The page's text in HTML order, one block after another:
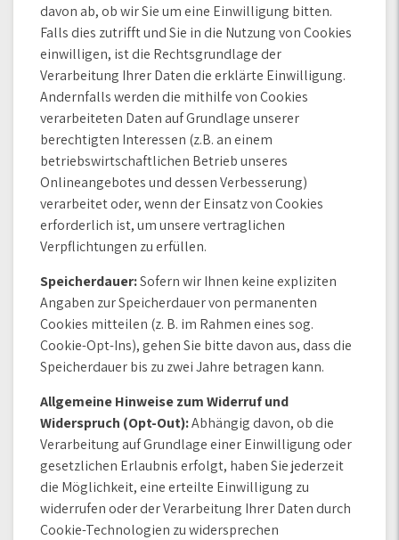
davon ab, ob wir Sie um eine Einwilligung bitten.
Falls dies zutrifft und Sie in die Nutzung von Cookies
einwilligen, ist die Rechtsgrundlage der
Verarbeitung Ihrer Daten die erklärte Einwilligung.
Andernfalls werden die mithilfe von Cookies
verarbeiteten Daten auf Grundlage unserer
berechtigten Interessen (z.B. an einem
betriebswirtschaftlichen Betrieb unseres
Onlineangebotes und dessen Verbesserung)
verarbeitet oder, wenn der Einsatz von Cookies
erforderlich ist, um unsere vertraglichen
Verpflichtungen zu erfüllen.
Speicherdauer:Sofern wir Ihnen keine expliziten
Angaben zur Speicherdauer von permanenten
Cookies mitteilen (z. B. im Rahmen eines sog.
Cookie-Opt-Ins), gehen Sie bitte davon aus, dass die
Speicherdauer bis zu zwei Jahre betragen kann.
Allgemeine Hinweise zum Widerruf und
Widerspruch (Opt-Out):Abhängig davon, ob die
Verarbeitung auf Grundlage einer Einwilligung oder
gesetzlichen Erlaubnis erfolgt, haben Sie jederzeit
die Möglichkeit, eine erteilte Einwilligung zu
widerrufen oder der Verarbeitung Ihrer Daten durch
Cookie-Technologien zu widersprechen